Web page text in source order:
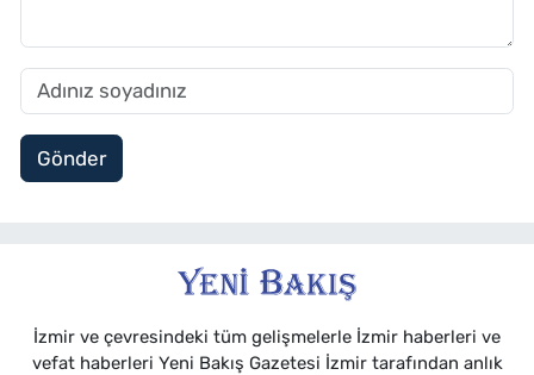
Gönder
İzmir ve çevresindeki tüm gelişmelerle İzmir haberleri ve
vefat haberleri Yeni Bakış Gazetesi İzmir tarafından anlık